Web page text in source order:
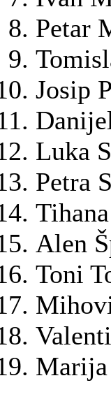
Petar
Josip
Luka
Petra
Alen
Toni